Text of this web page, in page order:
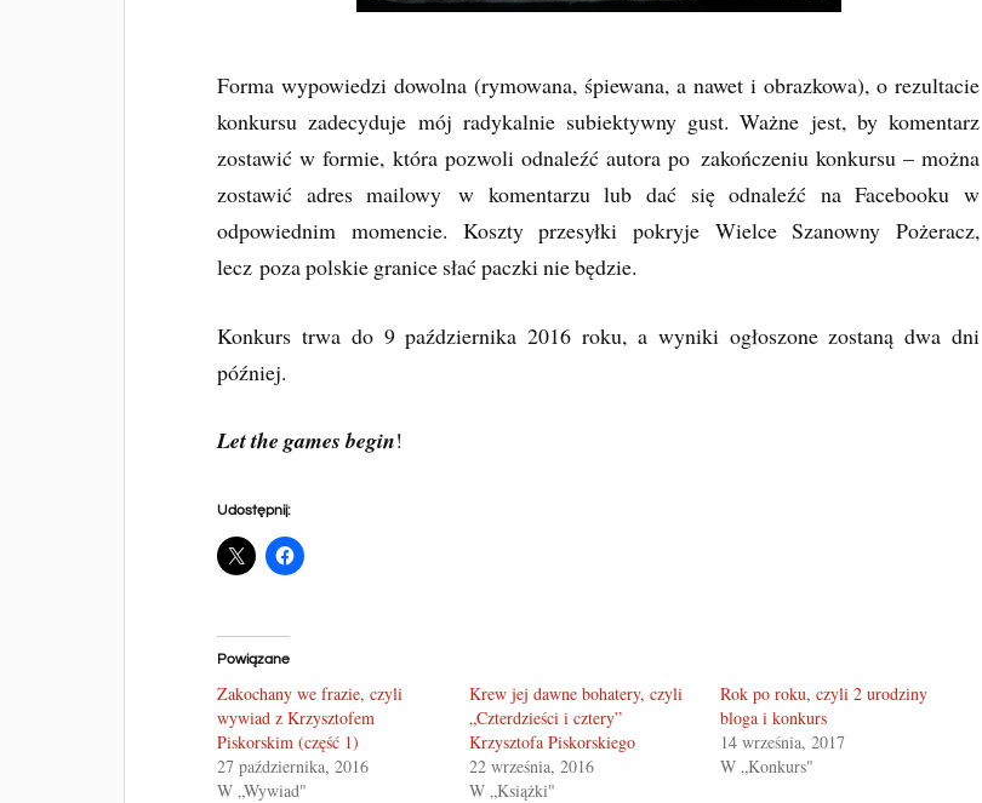
Forma wypowiedzi dowolna (rymowana, śpiewana, a nawet i obrazkowa), o rezultacie
konkursu zadecyduje mój radykalnie subiektywny gust. Ważne jest, by komentarz
zostawić w formie, która pozwoli odnaleźć autora po zakończeniu konkursu – można
zostawić adres mailowy w komentarzu lub dać się odnaleźć na Facebooku w
odpowiednim momencie. Koszty przesyłki pokryje Wielce Szanowny Pożeracz,
leczpoza polskie granice słać paczki nie będzie.
Konkurs trwa do 9 października 2016 roku, a wyniki ogłoszone zostaną dwa dni
później.
Let the games begin!
Udostępnij:
Powiązane
Zakochany we frazie, czyli
wywiad z Krzysztofem
Piskorskim (część 1)
27 października, 2016
W „Wywiad"
Krew jej dawne bohatery, czyli
„Czterdzieści i cztery”
Krzysztofa Piskorskiego
22 września, 2016
W „Książki"
Rok po roku, czyli 2 urodziny
bloga i konkurs
14 września, 2017
W „Konkurs"